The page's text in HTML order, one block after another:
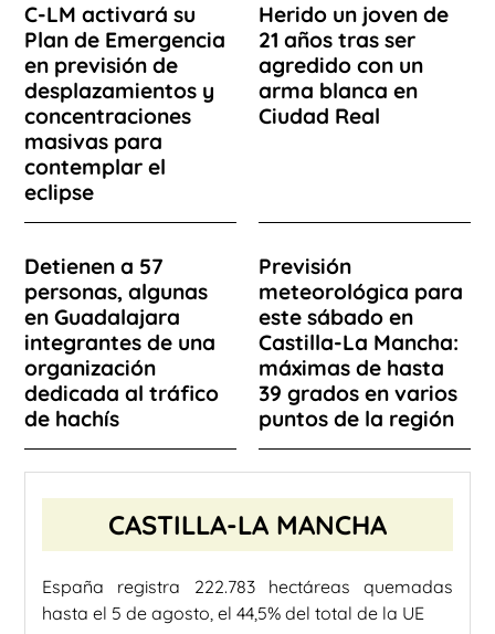
C-LM activará su
Plan de Emergencia
en previsión de
desplazamientos y
concentraciones
masivas para
contemplar el
eclipse
Herido un joven de
21 años tras ser
agredido con un
arma blanca en
Ciudad Real
Detienen a 57
personas, algunas
en Guadalajara
integrantes de una
organización
dedicada al tráfico
de hachís
Previsión
meteorológica para
este sábado en
Castilla-La Mancha:
máximas de hasta
39 grados en varios
puntos de la región
CASTILLA-LA MANCHA
España registra 222.783 hectáreas quemadas
hasta el 5 de agosto, el 44,5% del total de la UE